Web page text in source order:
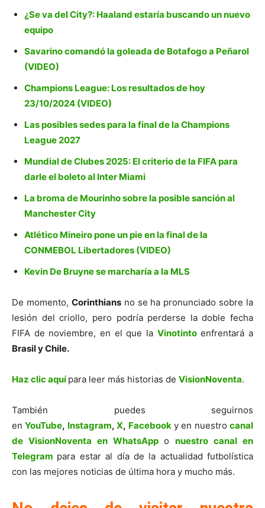
¿Se va del City?: Haaland estaría buscando un nuevo
equipo
Savarino comandó la goleada de Botafogo a Peñarol
(VIDEO)
Champions League: Los resultados de hoy
23/10/2024 (VIDEO)
Las posibles sedes para la final de la Champions
League 2027
Mundial de Clubes 2025: El criterio de la FIFA para
darle el boleto al Inter Miami
La broma de Mourinho sobre la posible sanción al
Manchester City
Atlético Mineiro pone un pie en la final de la
CONMEBOL Libertadores (VIDEO)
Kevin De Bruyne se marcharía a la MLS
De momento, Corinthiansno se ha pronunciado sobre la
lesión del criollo, pero podría perderse la doble fecha
FIFA de noviembre, en el que la Vinotintoenfrentará a
Brasil y Chile.
Haz clic aquí para leer más historias de VisionNoventa.
También puedes seguirnos
enYouTube, Instagram,X, Facebooky en nuestro canal
de VisionNoventa en WhatsApponuestro canal en
Telegram para estar al día de la actualidad futbolística
con las mejores noticias de última hora y mucho más.